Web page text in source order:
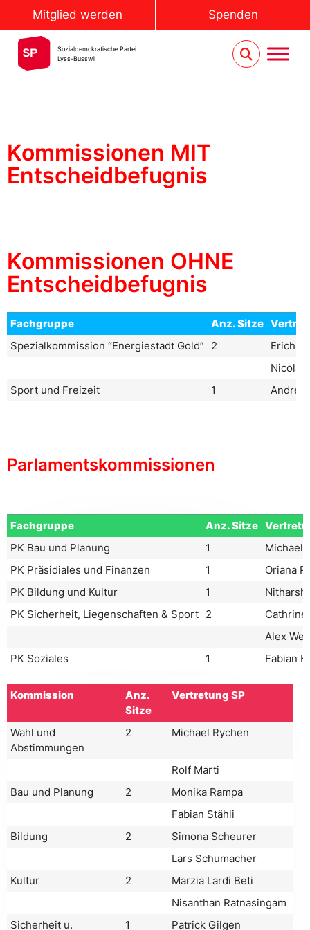
Mitglied werden Spenden
Sozialdemokratische Partei
Lyss-Busswil
Kommissionen MIT
Entscheidbefugnis
Kommissionen OHNE
Entscheidbefugnis
Fachgruppe Anz. Sitze
Spezialkommission “Energiestadt Gold”
2
Erich
Sport und Freizeit
1 Andrea
Parlamentskommissionen
Fachgruppe Anz. Sitze
PK Bau und Planung
1
Michael
PK Präsidiales und Finanzen
1
Oriana
PK Bildung und Kultur
1
PK Sicherheit, Liegenschaften & Sport 2
Alex
PK Soziales
1 Fabian
Kommission
Anz.
Sitze
Vertretung SP
Wahl und
Abstimmungen
2 Michael Rychen
Rolf Marti
Bau und Planung
2
Monika Rampa
Fabian Stähli
Bildung
2
Simona Scheurer
Lars Schumacher
Kultur
2
Marzia Lardi Beti
Nisanthan Ratnasingam
Sicherheit u.
1 Patrick Gilgen